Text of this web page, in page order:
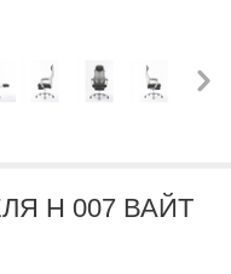
H 007 ВАЙТ